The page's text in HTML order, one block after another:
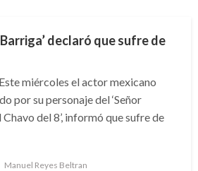
declaró que sufre de
miércoles el actor mexicano
por su personaje del ‘Señor
Chavo del 8’, informó que sufre de
Manuel Reyes Beltran